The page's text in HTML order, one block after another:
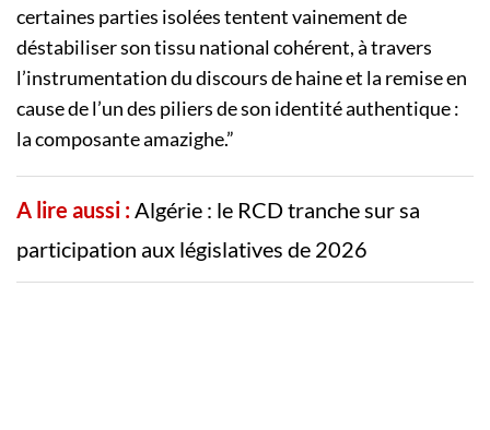
certaines parties isolées tentent vainement de
déstabiliser son tissu national cohérent, à travers
l’instrumentation du discours de haine et la remise en
cause de l’un des piliers de son identité authentique :
la composante amazighe.”
A lire aussi :Algérie : le RCD tranche sur sa
participation aux législatives de 2026